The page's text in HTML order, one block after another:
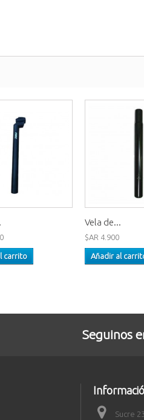
carrito
Vela de...
$AR 4.900
Añadir al
Seguinos
Sucre